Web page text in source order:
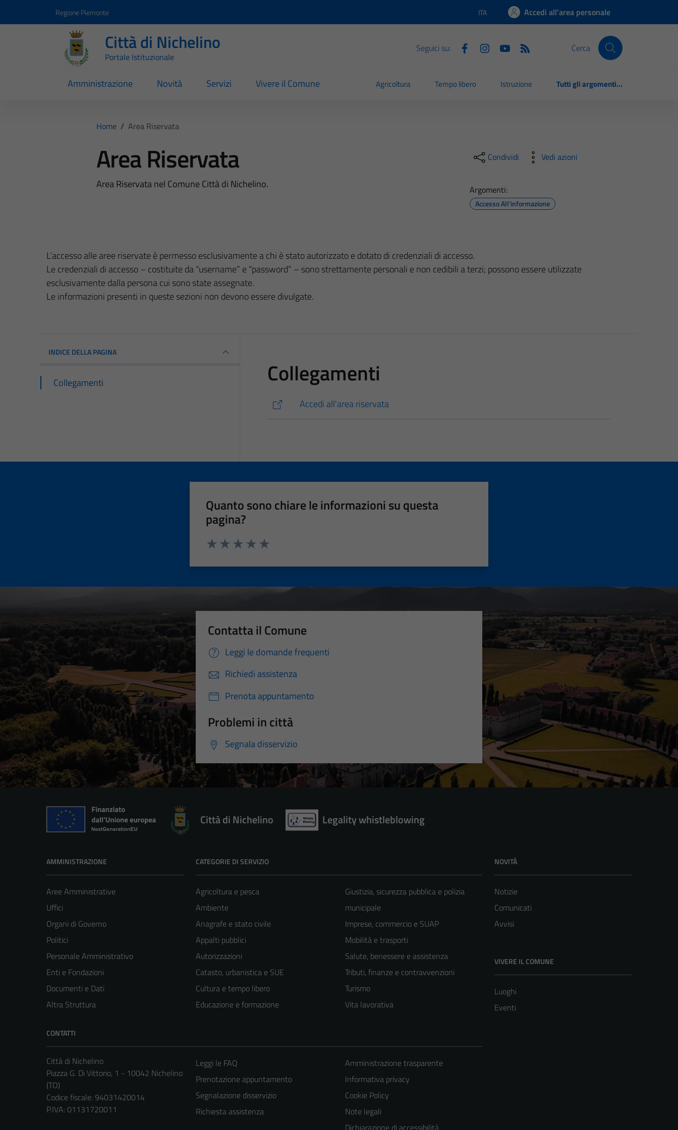
Regione Piemonte Lingua attiva:
ITA Accedi all'area personale
Città di Nichelino
Portale Istituzionale
Seguici su: Cerca
Amministrazione Novità Servizi Vivere il Comune Agricoltura Tempo libero Istruzione Tutti gli argomenti...
Home / Area Riservata
Area Riservata
Area Riservata nel Comune Città di Nichelino.
Condividi Vedi azioni
Argomenti:
Accesso All'informazione
L’accesso alle aree riservate è permesso esclusivamente a chi è stato autorizzato e dotato di credenziali di accesso.
Le credenziali di accesso – costituite da “username” e “password” – sono strettamente personali e non cedibili a terzi; possono essere utilizzate
esclusivamente dalla persona cui sono state assegnate.
Le informazioni presenti in queste sezioni non devono essere divulgate.
INDICE DELLA PAGINA
Collegamenti Collegamenti
Accedi all'area riservata
Quanto sono chiare le informazioni su questa
pagina?
Contatta il Comune
Leggi le domande frequenti
Richiedi assistenza
Prenota appuntamento
Problemi in città
Segnala disservizio
Città di Nichelino Legality whistleblowing
AMMINISTRAZIONE
Aree Amministrative
Uffici
Organi di Governo
Politici
Personale Amministrativo
Enti e Fondazioni
Documenti e Dati
Altra Struttura
CATEGORIE DI SERVIZIO
Agricoltura e pesca
Ambiente
Anagrafe e stato civile
Appalti pubblici
Autorizzazioni
Catasto, urbanistica e SUE
Cultura e tempo libero
Educazione e formazione
Giustizia, sicurezza pubblica e polizia
municipale
Imprese, commercio e SUAP
Mobilità e trasporti
Salute, benessere e assistenza
Tributi, finanze e contravvenzioni
Turismo
Vita lavorativa
NOVITÀ
Notizie
Comunicati
Avvisi
VIVERE IL COMUNE
Luoghi
Eventi
CONTATTI
Città di Nichelino
Piazza G. Di Vittorio, 1 - 10042 Nichelino
(TO)
Codice fiscale: 94031420014
P.IVA: 01131720011
Leggi le FAQ
Prenotazione appuntamento
Segnalazione disservizio
Richiesta assistenza
Amministrazione trasparente
Informativa privacy
Cookie Policy
Note legali